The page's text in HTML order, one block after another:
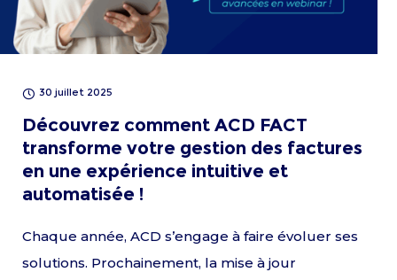
30 juillet 2025
Découvrez comment ACD FACT
transforme votre gestion des factures
en une expérience intuitive et
automatisée !
Chaque année, ACD s’engage à faire évoluer ses
solutions. Prochainement, la mise à jour